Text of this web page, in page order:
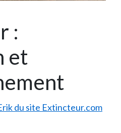
:
et
du site Extincteur.com